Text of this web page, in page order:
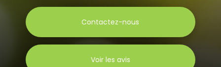
Contactez-nous
Voir les avis